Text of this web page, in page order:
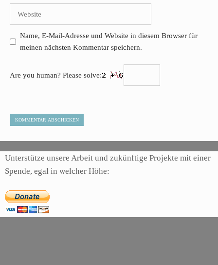
Adresse
Name, E-Mail-Adresse und Website in diesem Browser für
meinen nächsten Kommentar speichern.
Are you human? Please solve:
Unterstütze unsere Arbeit und zukünftige Projekte mit einer
Spende, egal in welcher Höhe: